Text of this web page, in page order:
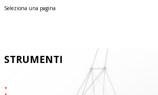
Seleziona una pagina
strumenti
;